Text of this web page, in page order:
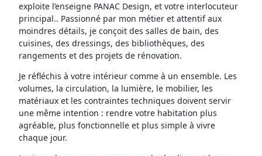
exploite l’enseigne PANAC Design, et votre interlocuteur
principal.. Passionné par mon métier et attentif aux
moindres détails, je conçoit des salles de bain, des
cuisines, des dressings, des bibliothèques, des
rangements et des projets de rénovation.
Je réfléchis à votre intérieur comme à un ensemble. Les
volumes, la circulation, la lumière, le mobilier, les
matériaux et les contraintes techniques doivent servir
une même intention : rendre votre habitation plus
agréable, plus fonctionnelle et plus simple à vivre
chaque jour.